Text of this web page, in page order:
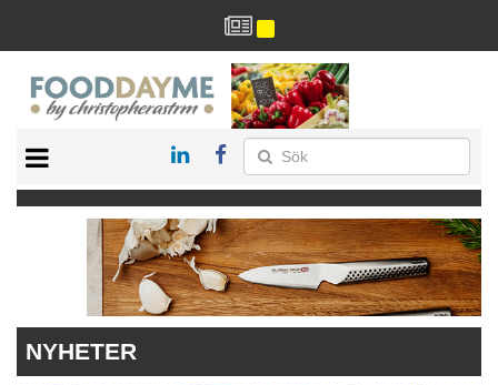
RECEPT
RESTAURANG
NYHETER